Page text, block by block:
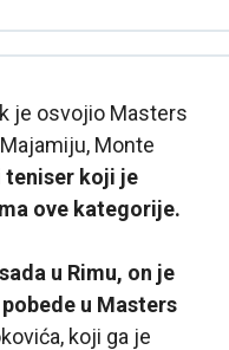
je osvojio Masters
Monte
teniser koji je
ove kategorije.
u Rimu, on je
u Masters
koji ga je